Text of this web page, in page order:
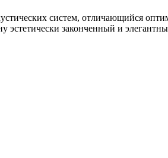
систем, отличающийся
эстетически законченный и